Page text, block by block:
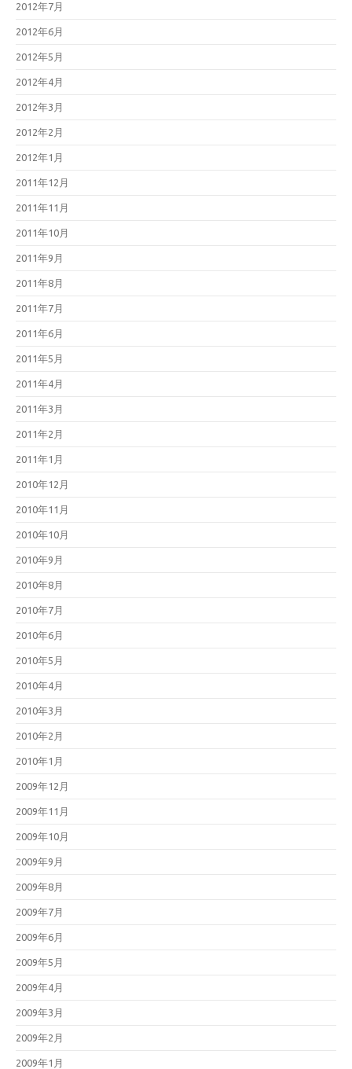
2012年7月
2012年6月
2012年5月
2012年4月
2012年3月
2012年2月
2012年1月
2011年12月
2011年11月
2011年10月
2011年9月
2011年8月
2011年7月
2011年6月
2011年5月
2011年4月
2011年3月
2011年2月
2011年1月
2010年12月
2010年11月
2010年10月
2010年9月
2010年8月
2010年7月
2010年6月
2010年5月
2010年4月
2010年3月
2010年2月
2010年1月
2009年12月
2009年11月
2009年10月
2009年9月
2009年8月
2009年7月
2009年6月
2009年5月
2009年4月
2009年3月
2009年2月
2009年1月